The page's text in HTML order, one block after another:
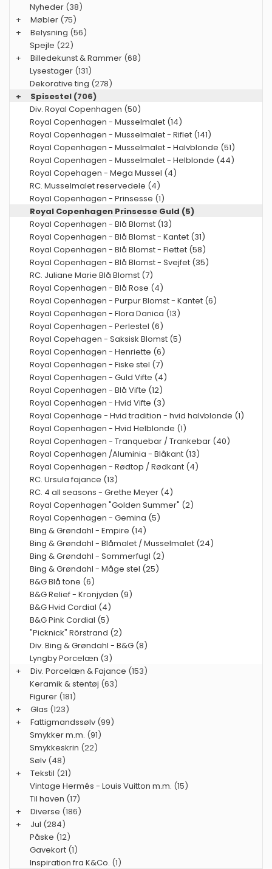
Nyheder (38)
+
Møbler (75)
+
Belysning (56)
Spejle (22)
+
Billedekunst & Rammer (68)
Lysestager (131)
Dekorative ting (278)
+
Spisestel (706)
Div. Royal Copenhagen (50)
Royal Copenhagen - Musselmalet (14)
Royal Copenhagen - Musselmalet - Riflet (141)
Royal Copenhagen - Musselmalet - Halvblonde (51)
Royal Copenhagen - Musselmalet - Helblonde (44)
Royal Copehagen - Mega Mussel (4)
RC. Musselmalet reservedele (4)
Royal Copenhagen - Prinsesse (1)
Royal Copenhagen Prinsesse Guld (5)
Royal Copenhagen - Blå Blomst (13)
Royal Copenhagen - Blå Blomst - Kantet (31)
Royal Copenhagen - Blå Blomst - Flettet (58)
Royal Copenhagen - Blå Blomst - Svejfet (35)
RC. Juliane Marie Blå Blomst (7)
Royal Copenhagen - Blå Rose (4)
Royal Copenhagen - Purpur Blomst - Kantet (6)
Royal Copenhagen - Flora Danica (13)
Royal Copenhagen - Perlestel (6)
Royal Copehagen - Saksisk Blomst (5)
Royal Copenhagen - Henriette (6)
Royal Copenhagen - Fiske stel (7)
Royal Copenhagen - Guld Vifte (4)
Royal Copenhagen - Blå Vifte (12)
Royal Copenhagen - Hvid Vifte (3)
Royal Copenhage - Hvid tradition - hvid halvblonde (1)
Royal Copenhagen - Hvid Helblonde (1)
Royal Copenhagen - Tranquebar / Trankebar (40)
Royal Copenhagen /Aluminia - Blåkant (13)
Royal Copenhagen - Rødtop / Rødkant (4)
RC. Ursula fajance (13)
RC. 4 all seasons - Grethe Meyer (4)
Royal Copenhagen "Golden Summer" (2)
Royal Copenhagen - Gemina (5)
Bing & Grøndahl - Empire (14)
Bing & Grøndahl - Blåmalet / Musselmalet (24)
Bing & Grøndahl - Sommerfugl (2)
Bing & Grøndahl - Måge stel (25)
B&G Blå tone (6)
B&G Relief - Kronjyden (9)
B&G Hvid Cordial (4)
B&G Pink Cordial (5)
"Picknick" Rörstrand (2)
Div. Bing & Grøndahl - B&G (8)
Lyngby Porcelæn (3)
+
Div. Porcelæn & Fajance (153)
Keramik & stentøj (63)
Figurer (181)
+
Glas (123)
+
Fattigmandssølv (99)
Smykker m.m. (91)
Smykkeskrin (22)
Sølv (48)
+
Tekstil (21)
Vintage Hermés - Louis Vuitton m.m. (15)
Til haven (17)
+
Diverse (186)
+
Jul (284)
Påske (12)
Gavekort (1)
Inspiration fra K&Co. (1)